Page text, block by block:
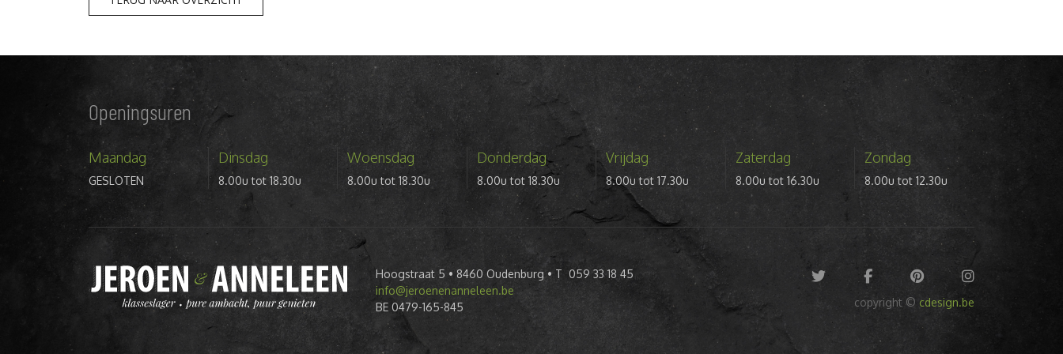
Openingsuren
Maandag
GESLOTEN
Dinsdag
8.00u tot 18.30u
Woensdag
8.00u tot 18.30u
Donderdag
8.00u tot 18.30u
Vrijdag
8.00u tot 17.30u
Zaterdag
8.00u tot 16.30u
Zondag
8.00u tot 12.30u
Hoogstraat 5 • 8460 Oudenburg • T 059 33 18 45
info@jeroenenanneleen.be
BE 0479-165-845
copyright © cdesign.be